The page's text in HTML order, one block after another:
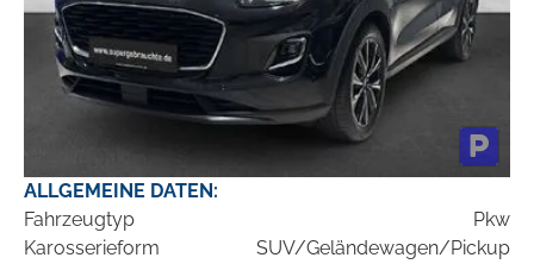
ALLGEMEINE DATEN:
Fahrzeugtyp
Pkw
Karosserieform
SUV/Geländewagen/Pickup